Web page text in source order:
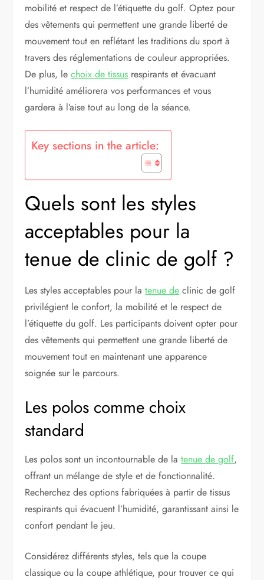
mobilité et respect de l’étiquette du golf. Optez pour
des vêtements qui permettent une grande liberté de
mouvement tout en reflétant les traditions du sport à
travers des réglementations de couleur appropriées.
De plus, lechoix de tissus respirants et évacuant
l’humidité améliorera vos performances et vous
gardera à l’aise tout au long de la séance.
Key sections in the article:
Quels sont les styles
acceptables pour la
tenue de clinic de golf ?
Les styles acceptables pour latenue de clinic de golf
privilégient le confort, la mobilité et le respect de
l’étiquette du golf. Les participants doivent opter pour
des vêtements qui permettent une grande liberté de
mouvement tout en maintenant une apparence
soignée sur le parcours.
Les polos comme choix
standard
Les polos sont un incontournable de latenue de golf,
offrant un mélange de style et de fonctionnalité.
Recherchez des options fabriquées à partir de tissus
respirants qui évacuent l’humidité, garantissant ainsi le
confort pendant le jeu.
Considérez différents styles, tels que la coupe
classique ou la coupe athlétique, pour trouver ce qui